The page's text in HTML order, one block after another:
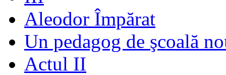
Aleodor Împărat
Un pedagog de şcoală
Actul II